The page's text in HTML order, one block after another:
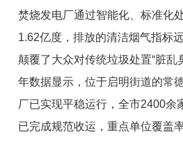
焚烧发电厂通过智能化、标准化
1.62亿度，排放的清洁烟气指标
颠覆了大众对传统垃圾处置“脏乱
年数据显示，位于启明街道的常
厂已实现平稳运行，全市2400余
已完成规范收运，重点单位覆盖